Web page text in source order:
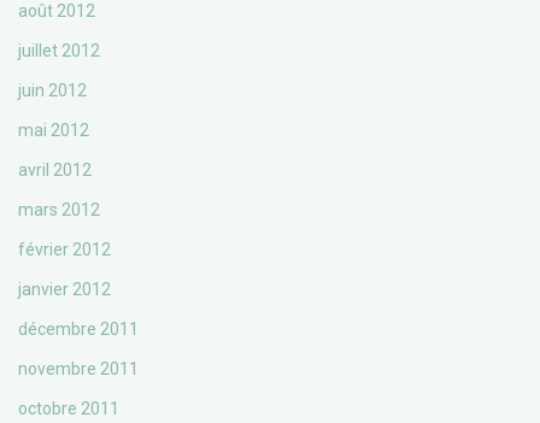
août 2012
juillet 2012
juin 2012
mai 2012
avril 2012
mars 2012
février 2012
janvier 2012
décembre 2011
novembre 2011
octobre 2011